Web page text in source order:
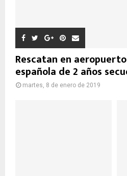
Rescatan en
española de 2 años
martes, 8 de enero de 2019